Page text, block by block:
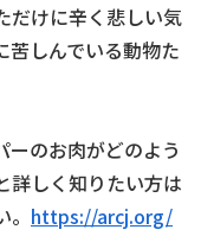
だけに辛く悲しい気
苦しんでいる動物た
ーのお肉がどのよう
詳しく知りたい方は
https://arcj.org/